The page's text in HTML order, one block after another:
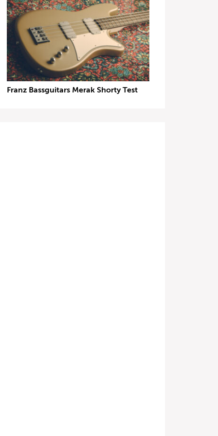
Franz Bassguitars Merak Shorty Test